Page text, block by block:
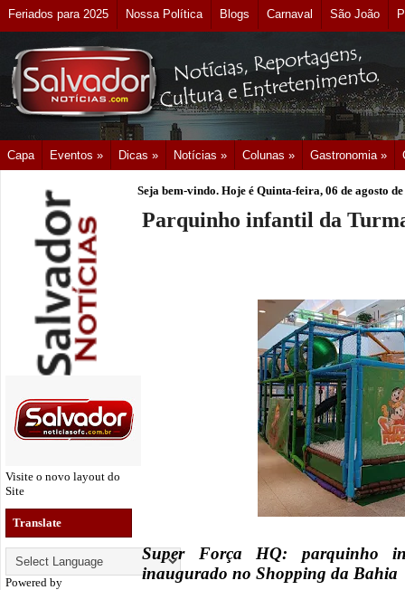
Feriados para 2025 Nossa Política Blogs Carnaval São João
Capa Eventos » Dicas » Notícias » Colunas » Gastronomia »
Visite o novo layout do
Site
Translate
Powered by
Seja bem-vindo. Hoje é Quinta-feira, 06 de agosto
Parquinho infantil da
Super Força HQ: parquinho
inaugurado no Shopping da Bahia